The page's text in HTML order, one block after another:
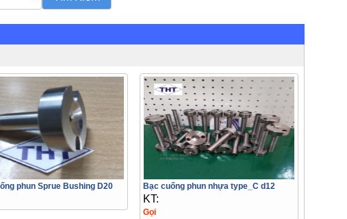
phun Sprue Bushing D20
Bạc cuống phun nhựa type_C d12
KT:
Gọi